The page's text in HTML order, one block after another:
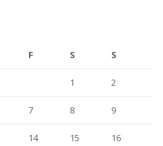
F S S
1 2
7 8 9
14 15 16